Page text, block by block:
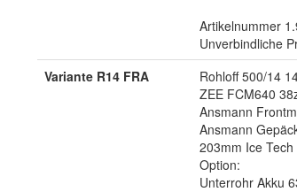
Artikelnummer
Unverbindliche
Variante R14 FRA
Rohloff 500/14
ZEE FCM640
Ansmann
Ansmann
203mm Ice Tech
Option:
Unterrohr Akku